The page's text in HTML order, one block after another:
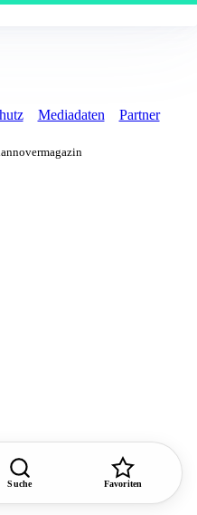
Mediadaten Partner
Suche Favoriten